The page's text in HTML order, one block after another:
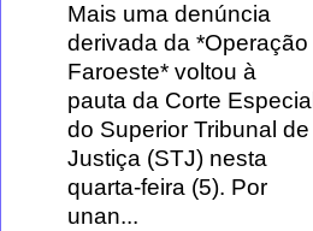
Mais uma denúncia
derivada da *Operação
Faroeste* voltou à
pauta da Corte Especial
do Superior Tribunal de
Justiça (STJ) nesta
quarta-feira (5). Por
unan...